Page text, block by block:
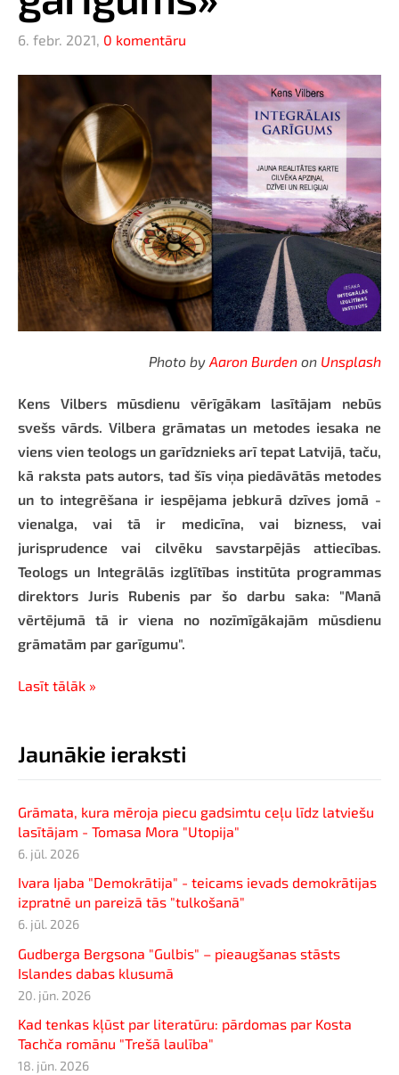
Jaunākie ieraksti
Grāmata, kura mēroja piecu gadsimtu ceļu līdz latviešu
lasītājam - Tomasa Mora "Utopija"
6. jūl. 2026
Ivara Ijaba "Demokrātija" - teicams ievads demokrātijas
izpratnē un pareizā tās "tulkošanā"
6. jūl. 2026
Gudberga Bergsona "Gulbis" – pieaugšanas stāsts
Islandes dabas klusumā
20. jūn. 2026
Kad tenkas kļūst par literatūru: pārdomas par Kosta
Tachča romānu "Trešā laulība"
18. jūn. 2026
6. febr. 2021, 0 komentāru
Photo by Aaron Burden on Unsplash
Kens Vilbers mūsdienu vērīgākam lasītājam nebūs
svešs vārds. Vilbera grāmatas un metodes iesaka ne
viens vien teologs un garīdznieks arī tepat Latvijā, taču,
kā raksta pats autors, tad šīs viņa piedāvātās metodes
un to integrēšana ir iespējama jebkurā dzīves jomā -
vienalga, vai tā ir medicīna, vai bizness, vai
jurisprudence vai cilvēku savstarpējās attiecības.
Teologs un Integrālās izglītības institūta programmas
direktors Juris Rubenis par šo darbu saka: "Manā
vērtējumā tā ir viena no nozīmīgākajām mūsdienu
grāmatām par garīgumu".
Lasīt tālāk »